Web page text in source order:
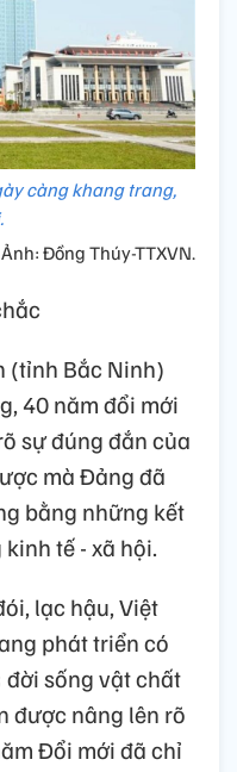
càng khang trang,
Ảnh: Đồng Thúy-TTXVN.
(tỉnh Bắc Ninh)
40 năm đổi mới
sự đúng đắn của
mà Đảng đã
bằng những kết
tế - xã hội.
lạc hậu, Việt
phát triển có
sống vật chất
được nâng lên rõ
Đổi mới đã chỉ